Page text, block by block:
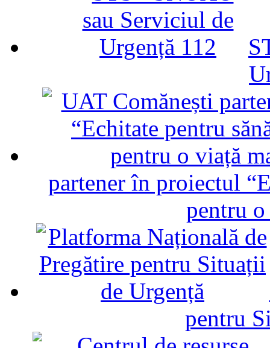
partener în proiectul
pentru
pentru